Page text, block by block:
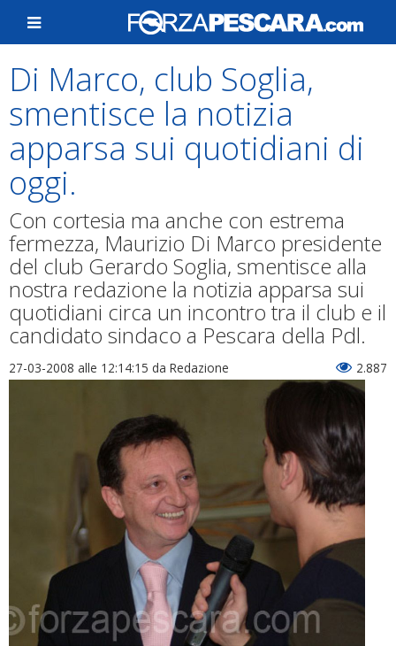
Di Marco, club Soglia,
smentisce la notizia
apparsa sui quotidiani di
oggi.
Con cortesia ma anche con estrema
fermezza, Maurizio Di Marco presidente
del club Gerardo Soglia, smentisce alla
nostra redazione la notizia apparsa sui
quotidiani circa un incontro tra il club e il
candidato sindaco a Pescara della Pdl.
27-03-2008 alle 12:14:15 da Redazione 2.887